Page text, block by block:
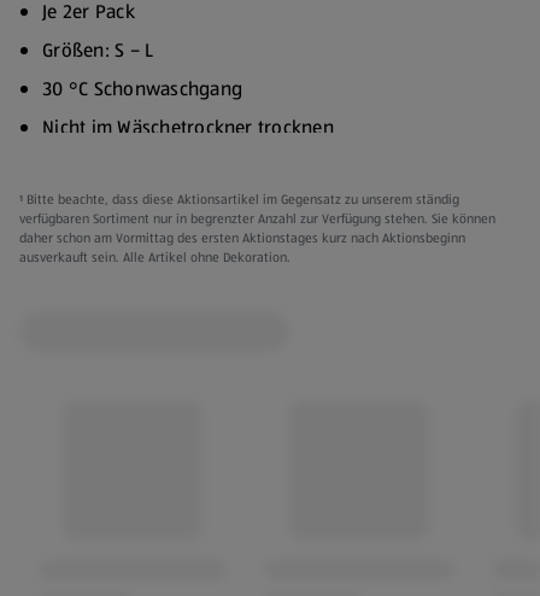
Je 2er Pack
Größen: S – L
30 °C Schonwaschgang
Nicht im Wäschetrockner trocknen
Extra Slim Fit
Verschiedene Modelle:
¹ Bitte beachte, dass diese Aktionsartikel im Gegensatz zu unserem ständig
verfügbaren Sortiment nur in begrenzter Anzahl zur Verfügung stehen. Sie können
daher schon am Vormittag des ersten Aktionstages kurz nach Aktionsbeginn
ausverkauft sein. Alle Artikel ohne Dekoration.